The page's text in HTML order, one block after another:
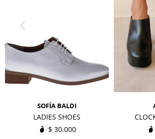
SOFÍA BALDI
LADIES SHOES
$ 30.000